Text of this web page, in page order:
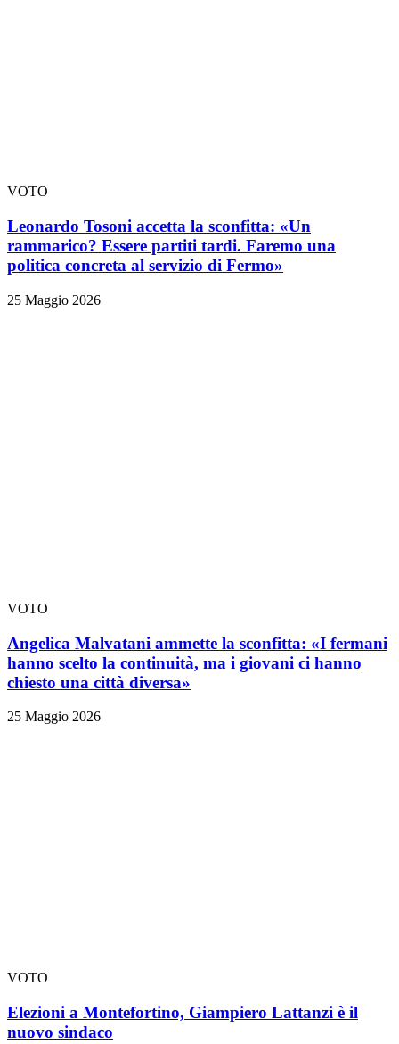
VOTO
Leonardo Tosoni accetta la sconfitta: «Un
rammarico? Essere partiti tardi. Faremo una
politica concreta al servizio di Fermo»
25 Maggio 2026
VOTO
Angelica Malvatani ammette la sconfitta: «I fermani
hanno scelto la continuità, ma i giovani ci hanno
chiesto una città diversa»
25 Maggio 2026
VOTO
Elezioni a Montefortino, Giampiero Lattanzi è il
nuovo sindaco